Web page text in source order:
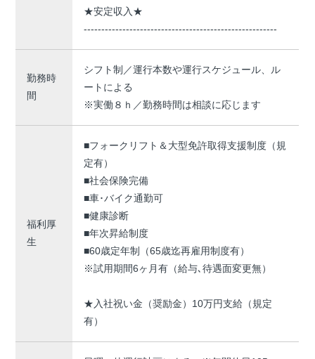
★安定収入★
-------------------------------------------------------
勤務時
間
シフト制／運行本数や運行スケジュール、ル
ートによる
※実働８ｈ／勤務時間は相談に応じます
福利厚
生
■フォークリフト＆大型免許取得支援制度（規
定有）
■社会保険完備
■車･バイク通勤可
■健康診断
■年次昇給制度
■60歳定年制（65歳迄再雇用制度有）
※試用期間6ヶ月有（給与､待遇面変更無）
★入社祝い金（奨励金）10万円支給（規定
有）